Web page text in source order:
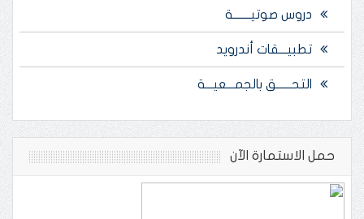
دروس صوتيـــــــة
تطبيـــقات أندرويد
التحــــــق بالجمـــعيـــة
حمل الاستمارة الآن